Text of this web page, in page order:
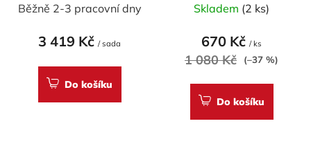
hodnocení
produktu
5,0
z
Běžně 2-3 pracovní dny
3 419 Kč / sada
Do košíku
Skladem (2 ks)
670 Kč / ks
1 080 Kč (–37 %)
Do košíku